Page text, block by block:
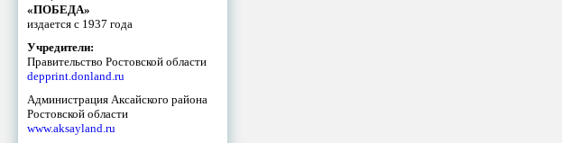
«ПОБЕДА»
издается с 1937 года
Учредители:
Правительство Ростовской области
depprint.donland.ru
Администрация Аксайского района
Ростовской области
www.aksayland.ru